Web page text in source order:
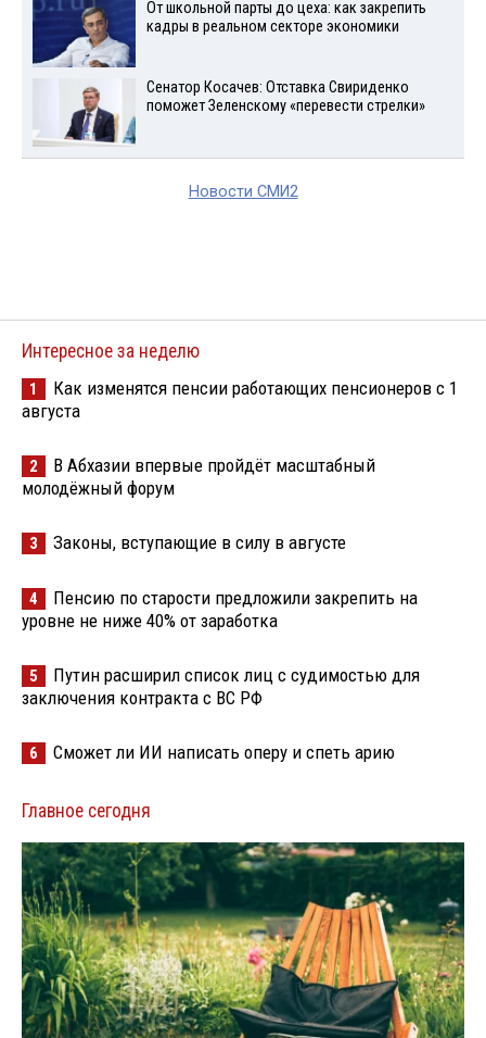
От школьной парты до цеха: как закрепить
кадры в реальном секторе экономики
Сенатор Косачев: Отставка Свириденко
поможет Зеленскому «перевести стрелки»
Новости СМИ2
Интересное за неделю
1
Как изменятся пенсии работающих пенсионеров с 1
августа
2
В Абхазии впервые пройдёт масштабный
молодёжный форум
3 Законы, вступающие в силу в августе
4
Пенсию по старости предложили закрепить на
уровне не ниже 40% от заработка
5
Путин расширил список лиц с судимостью для
заключения контракта с ВС РФ
6 Сможет ли ИИ написать оперу и спеть арию
Главное сегодня